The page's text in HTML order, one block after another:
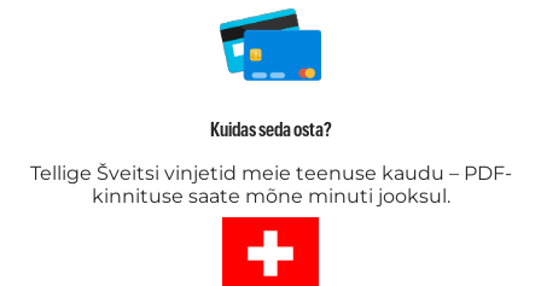
Kuidas seda osta?
Tellige Šveitsi vinjetid meie teenuse kaudu – PDF-
kinnituse saate mõne minuti jooksul.